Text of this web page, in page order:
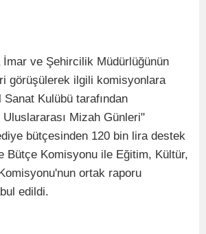
İmar ve Şehircilik Müdürlüğünün
görüşülerek ilgili komisyonlara
Kulübü tarafından
Mizah Günleri"
bütçesinden 120 bin lira destek
Bütçe Komisyonu ile Eğitim, Kültür,
ortak raporu
edildi.